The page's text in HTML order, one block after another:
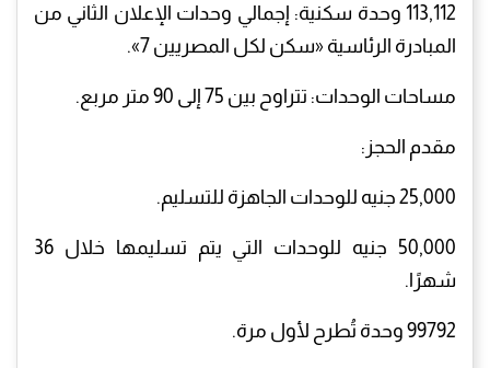
113,112 وحدة سكنية: إجمالي وحدات الإعلان الثاني من
المبادرة الرئاسية «سكن لكل المصريين 7».
مساحات الوحدات: تتراوح بين 75 إلى 90 متر مربع.
مقدم الحجز:
25,000 جنيه للوحدات الجاهزة للتسليم.
50,000 جنيه للوحدات التي يتم تسليمها خلال 36
شهرًا.
99792 وحدة تُطرح لأول مرة.